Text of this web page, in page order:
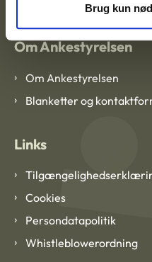
Brug kun
Om Ankestyrelsen
Om Ankestyrelsen
Blanketter og
Links
Cookies
Persondatapolitik
Whistleblowerordning